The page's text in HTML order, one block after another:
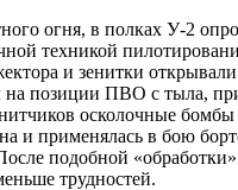
огня, в полках У-2
техникой
и зенитки
на позиции ПВО с тыла,
осколочные
и применялась в бою
подобной
трудностей.